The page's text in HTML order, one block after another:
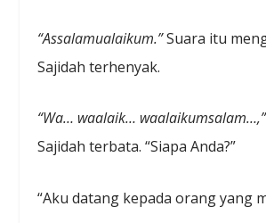
“Assalamualaikum.”Suara itu
Sajidah terhenyak.
“Wa… waalaik… waalaikumsalam…,”
Sajidah terbata. “Siapa Anda?”
“Aku datang kepada orang yang